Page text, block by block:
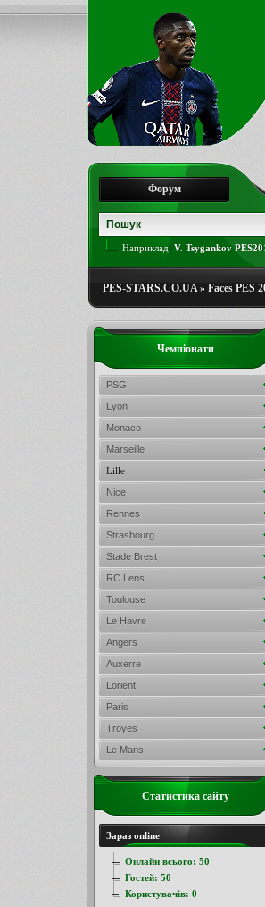
Форум
Наприклад: V. Tsygankov
PES-STARS.CO.UA» Faces PES
Чемпіонати
PSG
Lyon
Monaco
Marseille
Lille
Nice
Rennes
Strasbourg
Stade Brest
RC Lens
Toulouse
Le Havre
Angers
Auxerre
Lorient
Paris
Troyes
Le Mans
Статистика сайту
Зараз online
Онлайн всього: 50
Гостей: 50
Користувачів: 0